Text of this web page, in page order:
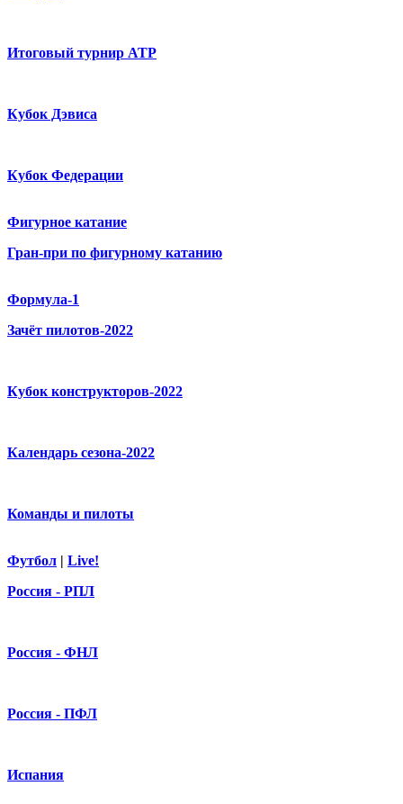
Итоговый турнир ATP
Кубок Дэвиса
Кубок Федерации
Фигурное катание
Гран-при по фигурному катанию
Формула-1
Зачёт пилотов-2022
Кубок конструкторов-2022
Календарь сезона-2022
Команды и пилоты
Футбол | Live!
Россия - РПЛ
Россия - ФНЛ
Россия - ПФЛ
Испания